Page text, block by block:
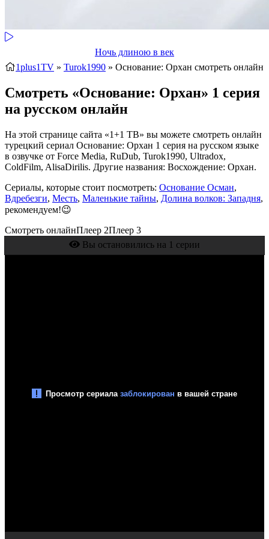
Ночь длиною в век
1plus1TV » Turok1990 » Основание: Орхан смотреть онлайн
Смотреть «Основание: Орхан» 1 серия
на русском онлайн
На этой странице сайта «1+1 ТВ» вы можете смотреть онлайн
турецкий сериал Основание: Орхан 1 серия на русском языке
в озвучке от Force Media, RuDub, Turok1990, Ultradox,
ColdFilm, AlisaDirilis. Другие названия: Восхождение: Орхан.
Сериалы, которые стоит посмотреть: Основание Осман,
Вдребезги, Месть, Маленькие тайны, Долина волков: Западня,
рекомендуем!😉
Смотреть онлайнПлеер 2Плеер 3
Вы остановились на 1 серии